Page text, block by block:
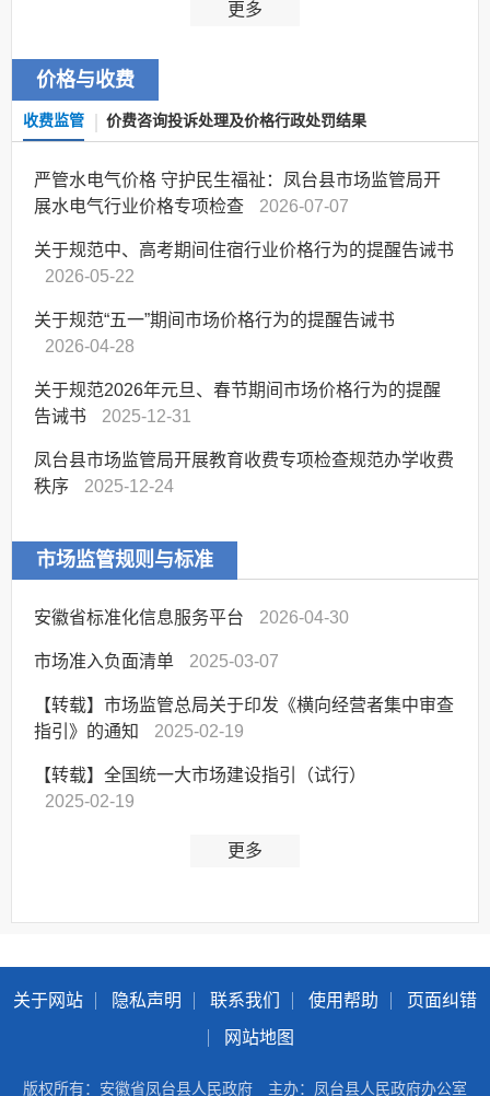
更多
价格与收费
收费监管 价费咨询投诉处理及价格行政处罚结果
严管水电气价格 守护民生福祉：凤台县市场监管局开
展水电气行业价格专项检查
2026-07-07
关于规范中、高考期间住宿行业价格行为的提醒告诫书
2026-05-22
关于规范“五一”期间市场价格行为的提醒告诫书
2026-04-28
关于规范2026年元旦、春节期间市场价格行为的提醒
告诫书
2025-12-31
凤台县市场监管局开展教育收费专项检查规范办学收费
秩序
2025-12-24
市场监管规则与标准
安徽省标准化信息服务平台 2026-04-30
市场准入负面清单 2025-03-07
【转载】市场监管总局关于印发《横向经营者集中审查
指引》的通知
2025-02-19
【转载】全国统一大市场建设指引（试行）
2025-02-19
更多
关于网站 隐私声明 联系我们 使用帮助
页面纠错
网站地图
版权所有：安徽省凤台县人民政府 主办：凤台县人民政府办公室